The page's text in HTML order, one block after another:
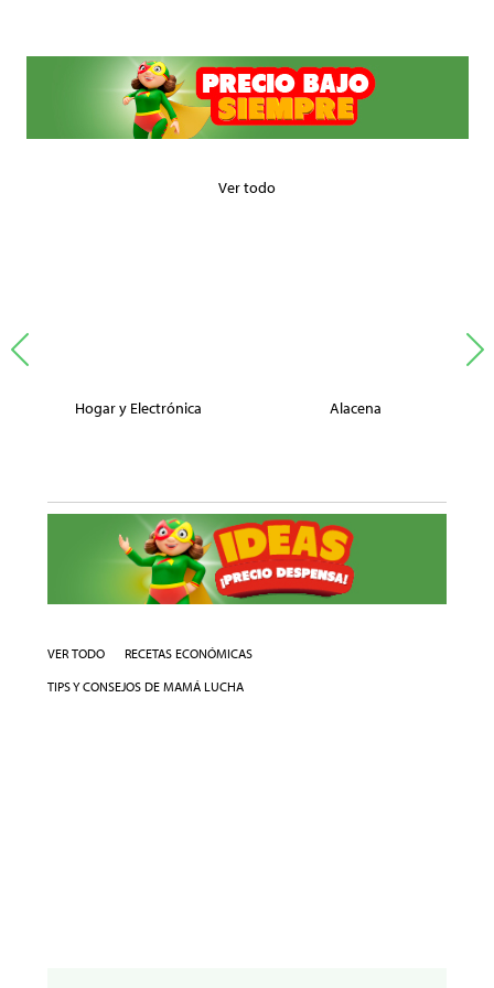
Ver todo
Hogar y Electrónica Alacena
VER TODO
RECETAS ECONÓMICAS
TIPS Y CONSEJOS DE MAMÁ LUCHA